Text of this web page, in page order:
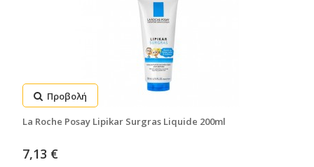
Προβολή
La Roche Posay Lipikar Surgras Liquide 200ml
7,13 €